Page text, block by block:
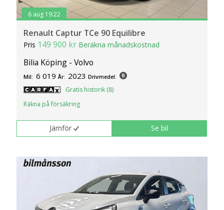
6 aug 19:22
Renault Captur TCe 90 Equilibre
Pris 149 900 kr Beräkna månadskostnad
Bilia Köping - Volvo
Mil: 6 019 År: 2023 Drivmedel:
Gratis historik (8)
Räkna på försäkring
Jämför Se bil